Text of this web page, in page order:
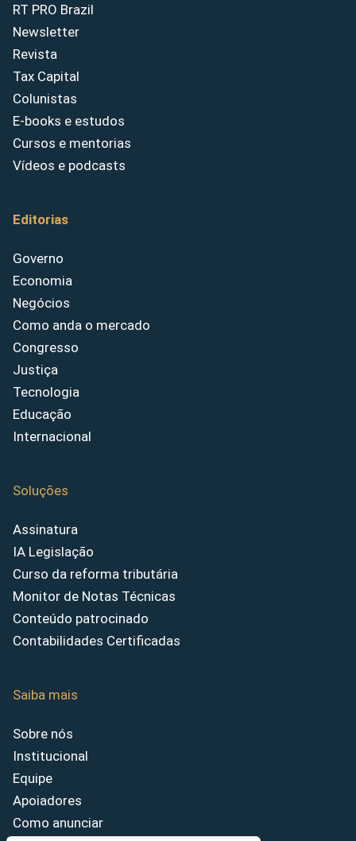
RT PRO Brazil
Newsletter
Revista
Tax Capital
Colunistas
E-books e estudos
Cursos e mentorias
Vídeos e podcasts
Editorias
Governo
Economia
Negócios
Como anda o mercado
Congresso
Justiça
Tecnologia
Educação
Internacional
Soluções
Assinatura
IA Legislação
Curso da reforma tributária
Monitor de Notas Técnicas
Conteúdo patrocinado
Contabilidades Certificadas
Saiba mais
Sobre nós
Institucional
Equipe
Apoiadores
Como anunciar